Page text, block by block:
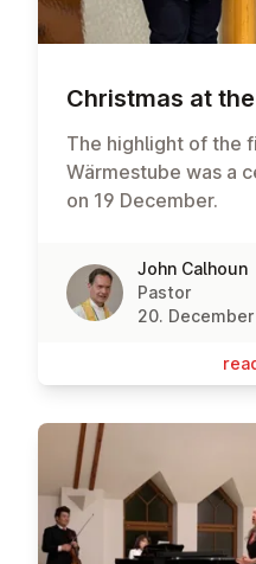
Christmas at
The highlight of the
Wärmestube was a
on 19 December.
John Calhoun
Pastor
20.